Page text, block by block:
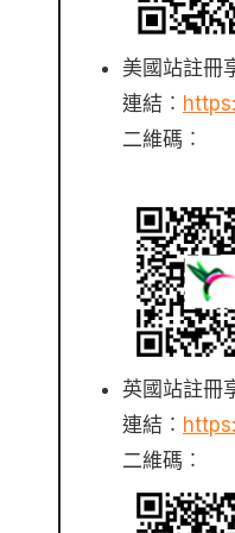
美國站註冊
連結︰
二維碼︰
英國站註冊
連結︰
二維碼︰